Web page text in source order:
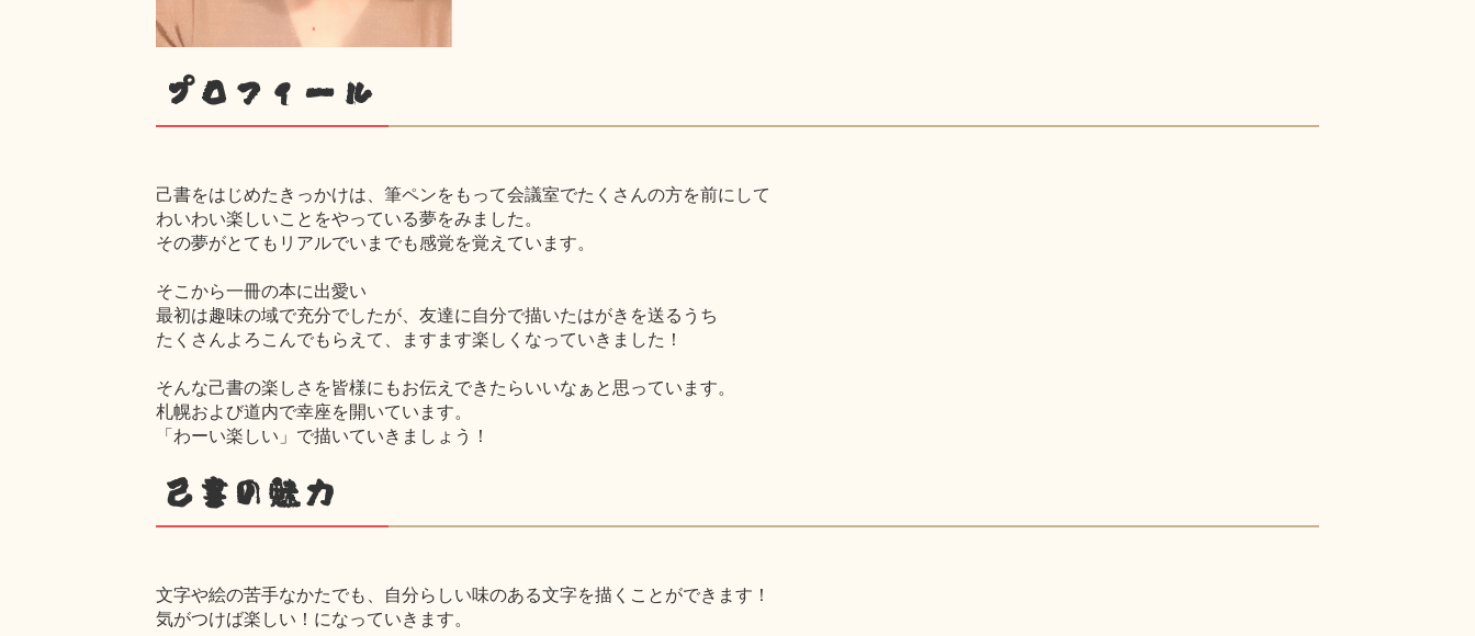
プロフィール
己書をはじめたきっかけは、筆ペンをもって会議室でたくさんの方を前にして
わいわい楽しいことをやっている夢をみました。
その夢がとてもリアルでいまでも感覚を覚えています。
そこから一冊の本に出愛い
最初は趣味の域で充分でしたが、友達に自分で描いたはがきを送るうち
たくさんよろこんでもらえて、ますます楽しくなっていきました！
そんな己書の楽しさを皆様にもお伝えできたらいいなぁと思っています。
札幌および道内で幸座を開いています。
「わーい楽しい」で描いていきましょう！
己書の魅力
文字や絵の苦手なかたでも、自分らしい味のある文字を描くことができます！
気がつけば楽しい！になっていきます。